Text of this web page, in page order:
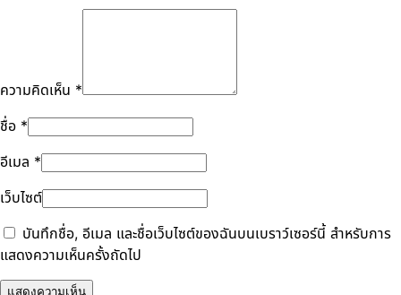
ความคิดเห็น *
ชื่อ *
อีเมล *
เว็บไซต์
บันทึกชื่อ, อีเมล และชื่อเว็บไซต์ของฉันบนเบราว์เซอร์นี้ สำหรับการ
แสดงความเห็นครั้งถัดไป